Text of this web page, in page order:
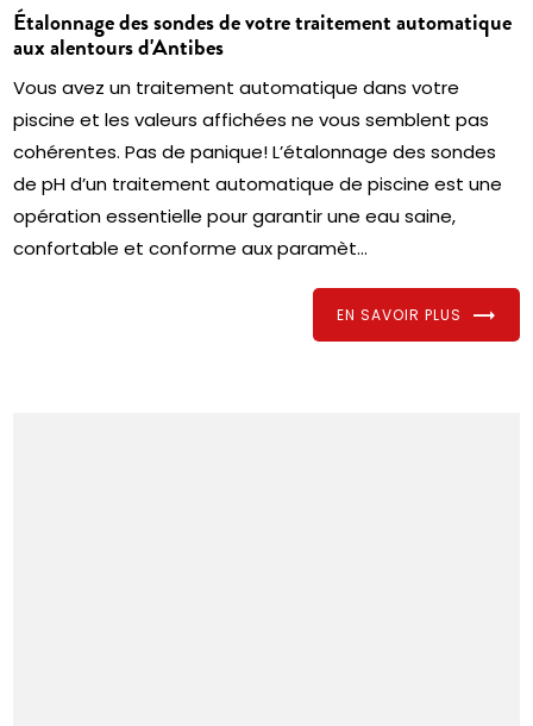
Étalonnage des sondes de votre traitement automatique
aux alentours d'Antibes
Vous avez un traitement automatique dans votre
piscine et les valeurs affichées ne vous semblent pas
cohérentes. Pas de panique! L’étalonnage des sondes
de pH d’un traitement automatique de piscine est une
opération essentielle pour garantir une eau saine,
confortable et conforme aux paramèt...
EN SAVOIR PLUS